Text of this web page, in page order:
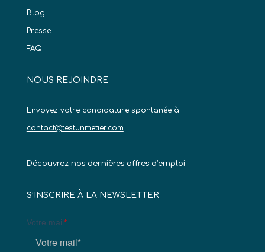
Blog
Presse
FAQ
NOUS REJOINDRE
Envoyez votre candidature spontanée à
contact@testunmetier.com
Découvrez nos dernières offres d’emploi
S’INSCRIRE À LA NEWSLETTER